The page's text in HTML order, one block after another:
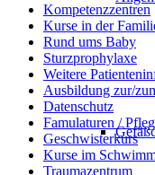
Kompetenzzentren
Kurse in der
Rund ums Baby
Sturzprophylaxe
Weitere
Ausbildung zur/
Datenschutz
Famulaturen /
Geschwisterkurs
Kurse im
Traumazentrum